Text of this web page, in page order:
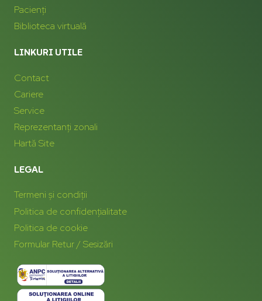
Pacienți
Biblioteca virtuală
LINKURI UTILE
Contact
Cariere
Service
Reprezentanți zonali
Hartă Site
LEGAL
Termeni și condiții
Politica de confidențialitate
Politica de cookie
Formular Retur / Sesizări